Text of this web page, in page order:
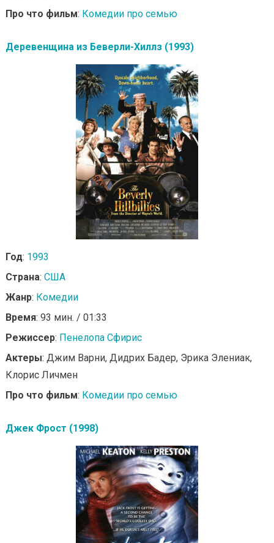
Про что фильм: Комедии про семью
Деревенщина из Беверли-Хиллз (1993)
Год: 1993
Страна: США
Жанр: Комедии
Время: 93 мин. / 01:33
Режиссер: Пенелопа Сфирис
Актеры: Джим Варни, Дидрих Бадер, Эрика Элениак,
Клорис Личмен
Про что фильм: Комедии про семью
Джек Фрост (1998)